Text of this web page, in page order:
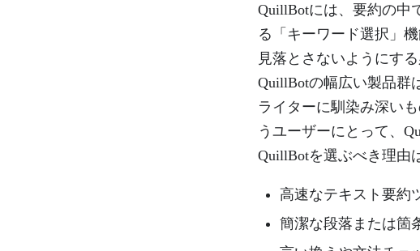
QuillBotには、要約の中
る「キーワード選択」
見落とさないようにす
QuillBotの幅広い製品群
ライターに馴染み深い
うユーザーにとって、
QuillBotを選ぶべき理由
高速なテキスト要約
簡潔な段落または箇